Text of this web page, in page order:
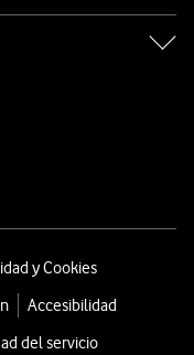
y Cookies
Accesibilidad
del servicio